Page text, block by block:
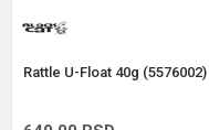
Rattle U-Float 40g (5576002)